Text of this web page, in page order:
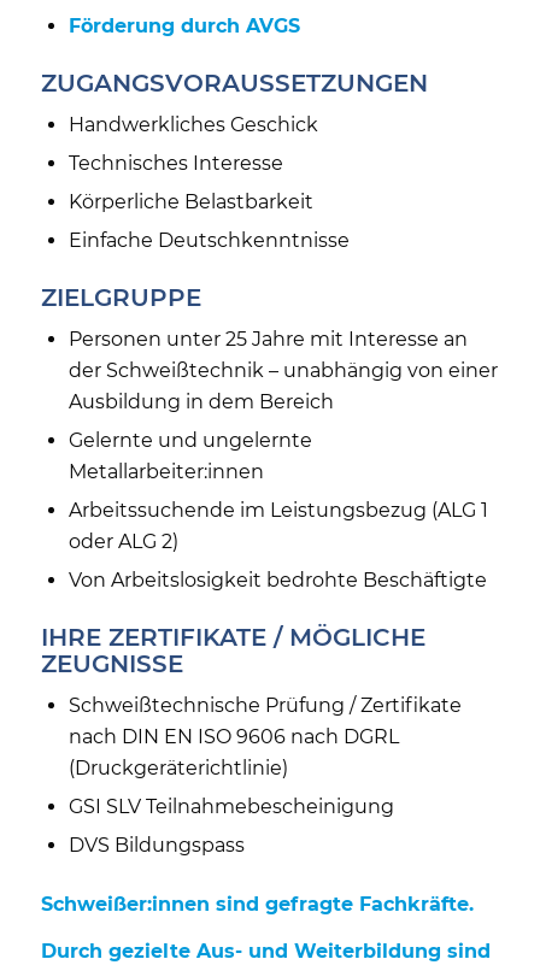
Förderung durch AVGS
ZUGANGSVORAUSSETZUNGEN
Handwerkliches Geschick
Technisches Interesse
Körperliche Belastbarkeit
Einfache Deutschkenntnisse
ZIELGRUPPE
Personen unter 25 Jahre mit Interesse an
der Schweißtechnik – unabhängig von einer
Ausbildung in dem Bereich
Gelernte und ungelernte
Metallarbeiter:innen
Arbeitssuchende im Leistungsbezug (ALG 1
oder ALG 2)
Von Arbeitslosigkeit bedrohte Beschäftigte
IHRE ZERTIFIKATE / MÖGLICHE
ZEUGNISSE
Schweißtechnische Prüfung / Zertifikate
nach DIN EN ISO 9606 nach DGRL
(Druckgeräterichtlinie)
GSI SLV Teilnahmebescheinigung
DVS Bildungspass
Schweißer:innen sind gefragte Fachkräfte.
Durch gezielte Aus- und Weiterbildung sind